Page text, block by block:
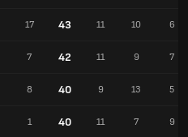
17 43 11 10 6
7 42 11 9 7
8 40 9 13 5
1 40 11 7 9